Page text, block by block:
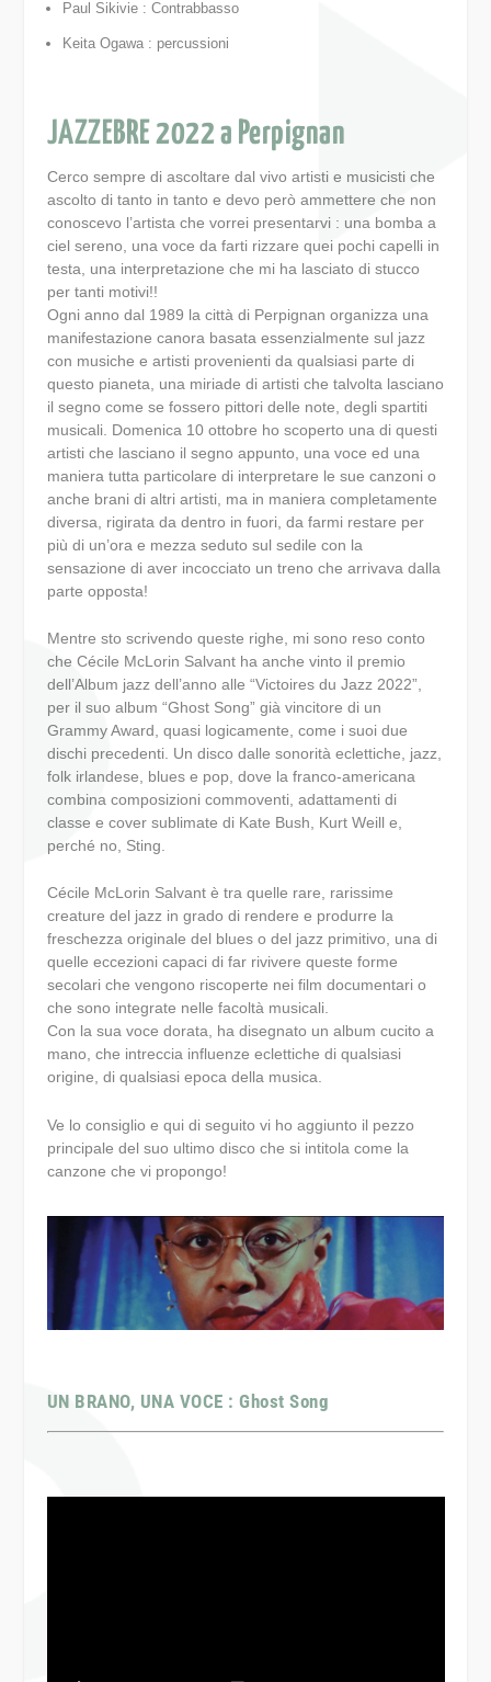
Paul Sikivie : Contrabbasso
Keita Ogawa : percussioni
JAZZEBRE 2022 a Perpignan
Cerco sempre di ascoltare dal vivo artisti e musicisti che
ascolto di tanto in tanto e devo però ammettere che non
conoscevo l’artista che vorrei presentarvi : una bomba a
ciel sereno, una voce da farti rizzare quei pochi capelli in
testa, una interpretazione che mi ha lasciato di stucco
per tanti motivi!!
Ogni anno dal 1989 la città di Perpignan organizza una
manifestazione canora basata essenzialmente sul jazz
con musiche e artisti provenienti da qualsiasi parte di
questo pianeta, una miriade di artisti che talvolta lasciano
il segno come se fossero pittori delle note, degli spartiti
musicali. Domenica 10 ottobre ho scoperto una di questi
artisti che lasciano il segno appunto, una voce ed una
maniera tutta particolare di interpretare le sue canzoni o
anche brani di altri artisti, ma in maniera completamente
diversa, rigirata da dentro in fuori, da farmi restare per
più di un’ora e mezza seduto sul sedile con la
sensazione di aver incocciato un treno che arrivava dalla
parte opposta!
Mentre sto scrivendo queste righe, mi sono reso conto
che Cécile McLorin Salvant ha anche vinto il premio
dell’Album jazz dell’anno alle “Victoires du Jazz 2022”,
per il suo album “Ghost Song” già vincitore di un
Grammy Award, quasi logicamente, come i suoi due
dischi precedenti. Un disco dalle sonorità eclettiche, jazz,
folk irlandese, blues e pop, dove la franco-americana
combina composizioni commoventi, adattamenti di
classe e cover sublimate di Kate Bush, Kurt Weill e,
perché no, Sting.
Cécile McLorin Salvant è tra quelle rare, rarissime
creature del jazz in grado di rendere e produrre la
freschezza originale del blues o del jazz primitivo, una di
quelle eccezioni capaci di far rivivere queste forme
secolari che vengono riscoperte nei film documentari o
che sono integrate nelle facoltà musicali.
Con la sua voce dorata, ha disegnato un album cucito a
mano, che intreccia influenze eclettiche di qualsiasi
origine, di qualsiasi epoca della musica.
Ve lo consiglio e qui di seguito vi ho aggiunto il pezzo
principale del suo ultimo disco che si intitola come la
canzone che vi propongo!
UN BRANO, UNA VOCE : Ghost Song